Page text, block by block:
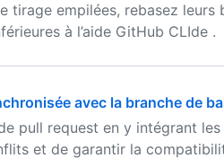
tirage empilées, rebasez
à l’aide GitHub CLIde .
avec la branche de
pull request en y intégrant
et de garantir la